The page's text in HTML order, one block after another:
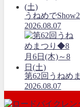
うねめで
2026.08.07
第62回うねめ
2026.08.07